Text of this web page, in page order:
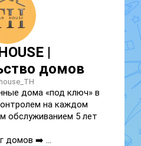
|
домов
дома «под ключ» в
на каждом
обслуживанием 5 лет
домов ➡️